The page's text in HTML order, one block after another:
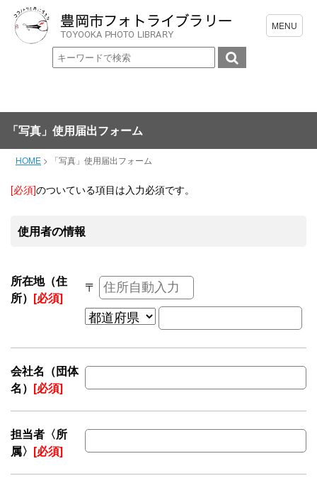
「写真」使用届出フォーム
HOME > 「写真」使用届出フォーム
[必須]のついている項目は入力必須です。
使用者の情報
所在地（住
所） [必須]
〒
会社名（団体
名） [必須]
担当者〈所
属〉 [必須]